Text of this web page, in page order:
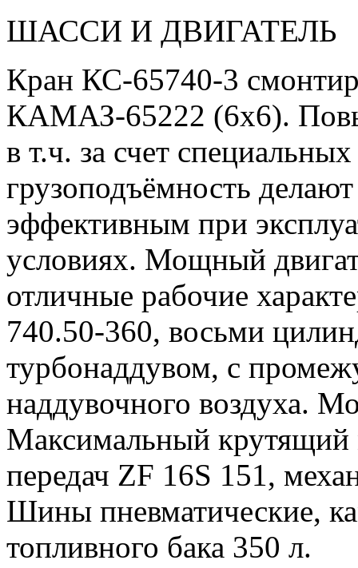
ШАССИ И ДВИГАТЕЛЬ
Кран КС-65740-3
КАМАЗ-65222 (6х6).
в т.ч. за счет
грузоподъёмность
эффективным при
условиях. Мощный
отличные рабочие
740.50-360, восьми
турбонаддувом, с
наддувочного воздуха.
Максимальный
передач ZF 16S 151,
Шины пневматические,
топливного бака 350 л.